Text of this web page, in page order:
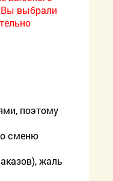
Вы выбрали
поэтому
сменю
жаль